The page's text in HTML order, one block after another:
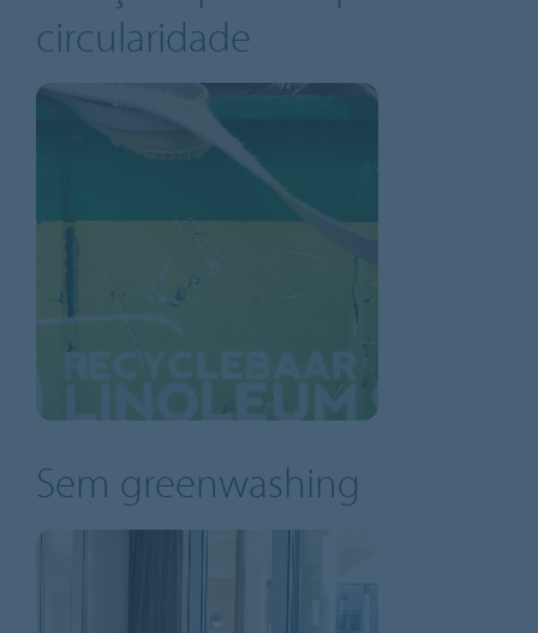
circularidade
Sem greenwashing